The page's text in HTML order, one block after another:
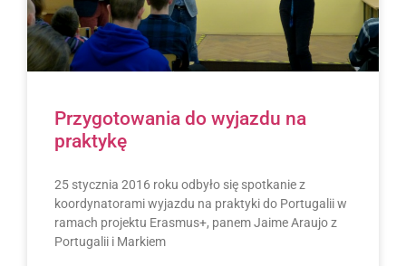
Przygotowania do wyjazdu na
praktykę
25 stycznia 2016 roku odbyło się spotkanie z
koordynatorami wyjazdu na praktyki do Portugalii w
ramach projektu Erasmus+, panem Jaime Araujo z
Portugalii i Markiem